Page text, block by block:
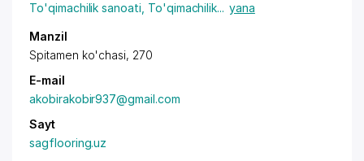
To'qimachilik sanoati To'qimachilik... yana
Manzil
Spitamen ko'chasi, 270
E-mail
akobirakobir937@gmail.com
Sayt
sagflooring.uz